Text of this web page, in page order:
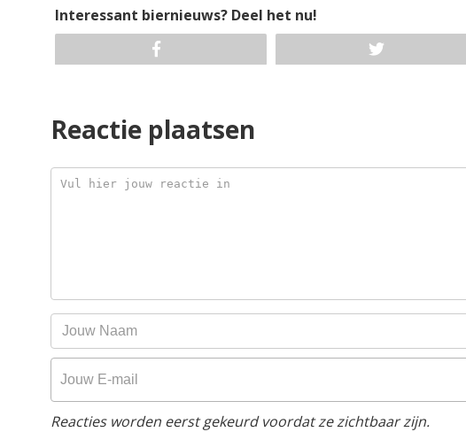
Interessant biernieuws? Deel het nu!
Reactie plaatsen
Reacties worden eerst gekeurd voordat ze zichtbaar zijn.